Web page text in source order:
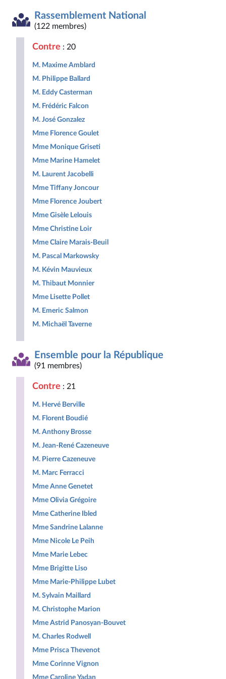
République
-
Nouveau
Front
Démocrate
Républicaine
des
non
Rassemblement National
(122 membres)
Contre : 20
M. Maxime Amblard
M. Philippe Ballard
M. Eddy Casterman
M. Frédéric Falcon
M. José Gonzalez
Mme Florence Goulet
Mme Monique Griseti
Mme Marine Hamelet
M. Laurent Jacobelli
Mme Tiffany Joncour
Mme Florence Joubert
Mme Gisèle Lelouis
Mme Christine Loir
Mme Claire Marais-Beuil
M. Pascal Markowsky
M. Kévin Mauvieux
M. Thibaut Monnier
Mme Lisette Pollet
M. Emeric Salmon
M. Michaël Taverne
Ensemble pour la République
(91 membres)
Contre : 21
M. Hervé Berville
M. Florent Boudié
M. Anthony Brosse
M. Jean-René Cazeneuve
M. Pierre Cazeneuve
M. Marc Ferracci
Mme Anne Genetet
Mme Olivia Grégoire
Mme Catherine Ibled
Mme Sandrine Lalanne
Mme Nicole Le Peih
Mme Marie Lebec
Mme Brigitte Liso
Mme Marie-Philippe Lubet
M. Sylvain Maillard
M. Christophe Marion
Mme Astrid Panosyan-Bouvet
M. Charles Rodwell
Mme Prisca Thevenot
Mme Corinne Vignon
Mme Caroline Yadan